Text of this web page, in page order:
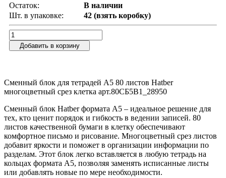
Остаток:
В наличии
Шт. в упаковке:
42 (взять коробку)
Добавить в корзину
Сменный блок для тетрадей А5 80 листов Hatber
многоцветный срез клетка арт.80СБ5В1_28950
Сменный блок Hatber формата А5 – идеальное решение для
тех, кто ценит порядок и гибкость в ведении записей. 80
листов качественной бумаги в клетку обеспечивают
комфортное письмо и рисование. Многоцветный срез листов
добавит яркости и поможет в организации информации по
разделам. Этот блок легко вставляется в любую тетрадь на
кольцах формата А5, позволяя заменять исписанные листы
или добавлять новые по мере необходимости.